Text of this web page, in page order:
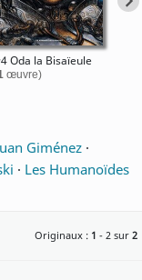
Oda la Bisaïeule
œuvre)
Giménez ·
· Les Humanoïdes
Originaux : 1 - 2 sur 2